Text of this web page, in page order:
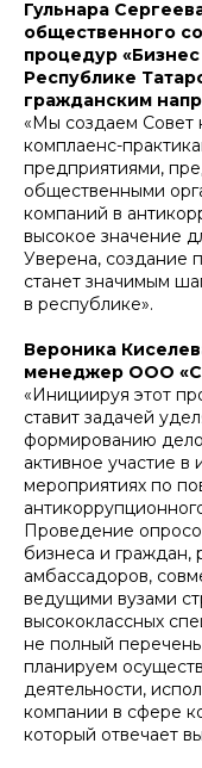
Гульнара
общественного
процедур
Республике
гражданским
«Мы создаем Совет
комплаенс-
предприятиями,
общественными
компаний в
высокое значение
Уверена, создание
станет значимым
в республике».
Вероника
менеджер ООО
«Инициируя этот
ставит задачей
формированию
активное участие
мероприятиях по
Проведение
бизнеса и граждан,
амбассадоров,
ведущими вузами
высококлассных
не полный
планируем
деятельности,
компании в сфере
который отвечает